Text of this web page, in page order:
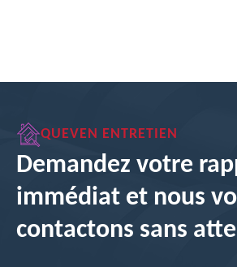
QUEVEN ENTRETIEN
Demandez votre
immédiat et nous
contactons sans